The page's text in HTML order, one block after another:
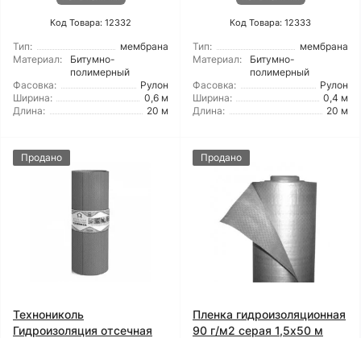
Код Товара: 12332
Тип:
мембрана
Материал:
Битумно-
полимерный
Фасовка:
Рулон
Ширина:
0,6 м
Длина:
20 м
Код Товара: 12333
Тип:
мембрана
Материал:
Битумно-
полимерный
Фасовка:
Рулон
Ширина:
0,4 м
Длина:
20 м
Продано
Технониколь
Гидроизоляция отсечная
Продано
Пленка гидроизоляционная
90 г/м2 серая 1,5x50 м